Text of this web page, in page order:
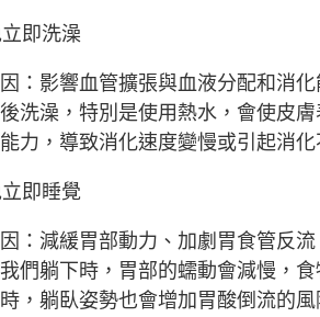
即洗澡
：影響血管擴張與血液分配和消
洗澡，特別是使用熱水，會使皮
力，導致消化速度變慢或引起消
即睡覺
：減緩胃部動力、加劇胃食管反流
們躺下時，胃部的蠕動會減慢，
，躺臥姿勢也會增加胃酸倒流的